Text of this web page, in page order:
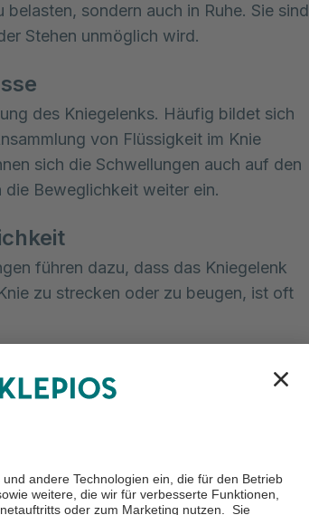
sondern auch in Ruhe. Sie sind
Stehen unmöglich wird.
des Kniegelenks. Häufig bildet sich
von Flüssigkeit im Knie
sich die Schwellungen auch auf den
die Beweglichkeit weiter ein.
führen dazu, dass das Kniegelenk
zu strecken oder zu beugen, ist oft
in das Gelenk, sprechen
sowie der Druck im Gelenk